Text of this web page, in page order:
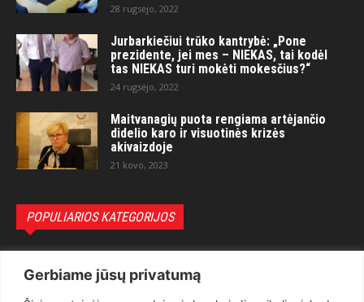
Gerbiame jūsų privatumą
28 rugsėjo, 2022
Jurbarkiečiui trūko kantrybė: „Pone
prezidente, jei mes – NIEKAS, tai kodėl
tas NIEKAS turi mokėti mokesčius?“
24 rugsėjo, 2022
Maitvanagių puota rengiama artėjančio
didelio karo ir visuotinės krizės
akivaizdoje
21 kovo, 2023
POPULIARIOS KATEGORIJOS